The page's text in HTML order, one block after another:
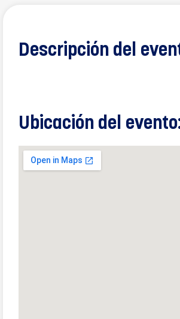
Descripción del
Ubicación del